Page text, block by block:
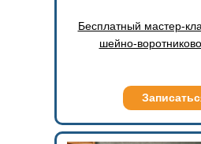
Бесплатный мастер-
шейно-